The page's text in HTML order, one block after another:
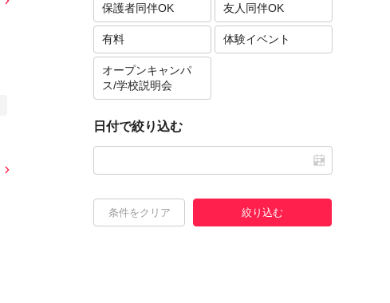
保護者同伴OK 友人同伴OK
有料 体験イベント
オープンキャンパ
ス/学校説明会
日付で絞り込む
条件をクリア 絞り込む